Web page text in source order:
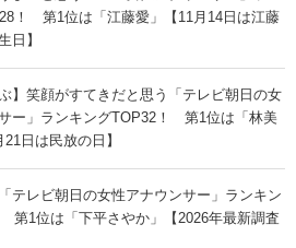
！ 第1位は「江藤愛」【11月14日は江藤
日】
ぶ】笑顔がすてきだと思う「テレビ朝日の女
ー」ランキングTOP32！ 第1位は「林美
日は民放の日】
テレビ朝日の女性アナウンサー」ランキン
第1位は「下平さやか」【2026年最新調査